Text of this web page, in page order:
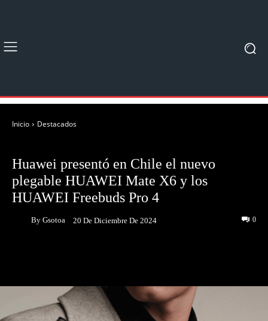
Inicio Destacados
Huawei presentó en Chile el nuevo
plegable HUAWEI Mate X6 y los
HUAWEI Freebuds Pro 4
By Gsotoa 20 De Diciembre De 2024 0